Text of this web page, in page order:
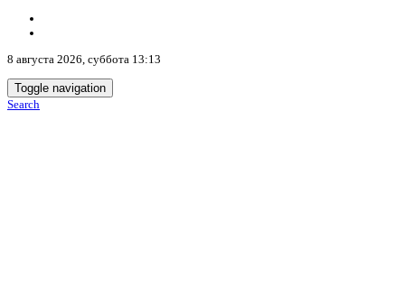
8 августа 2026, суббота 13:13
Toggle navigation
Search